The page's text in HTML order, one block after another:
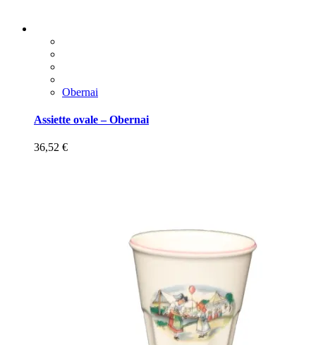
Obernai
Assiette ovale – Obernai
36,52 €